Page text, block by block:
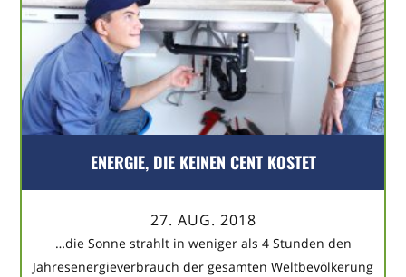
ENERGIE, DIE KEINEN CENT KOSTET
27. AUG. 2018
…die Sonne strahlt in weniger als 4 Stunden den
Jahresenergieverbrauch der gesamten Weltbevölkerung